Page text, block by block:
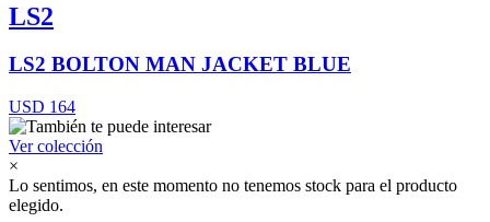
LS2
LS2 BOLTON MAN JACKET BLUE
USD 164
Ver colección
×
Lo sentimos, en este momento no tenemos stock para el producto
elegido.